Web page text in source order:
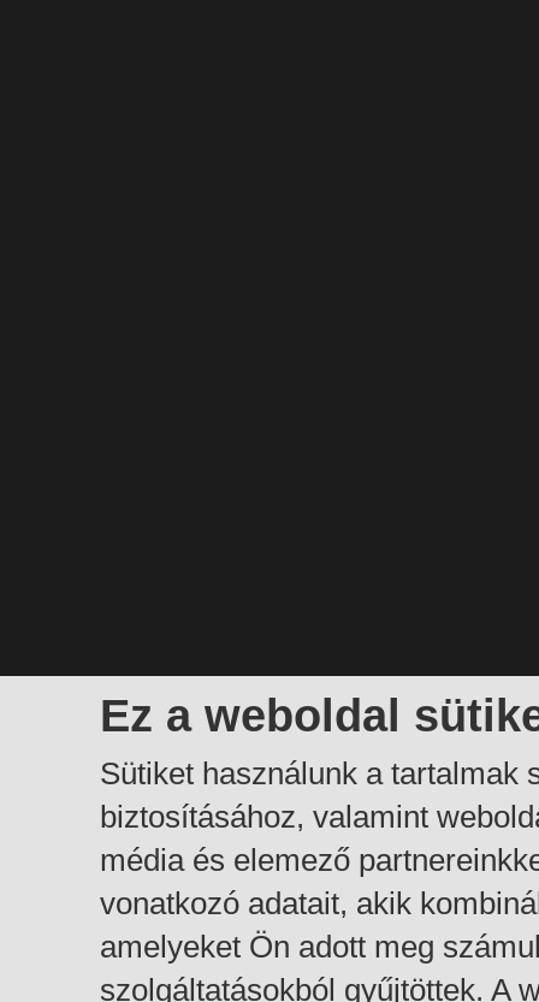
Ez a weboldal
Sütiket használunk a tartalmak
biztosításához, valamint
média és elemező
vonatkozó adatait, akik
amelyeket Ön adott meg
szolgáltatásokból gyűjtöttek. A